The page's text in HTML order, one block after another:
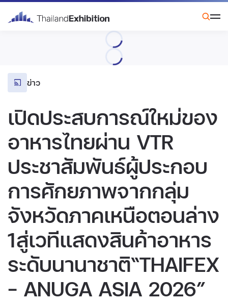
ข่าว
เปิดประสบการณ์ใหม่ของ
อาหารไทยผ่าน VTR
ประชาสัมพันธ์ผู้ประกอบ
การศักยภาพจากกลุ่ม
จังหวัดภาคเหนือตอนล่าง
1สู่เวทีแสดงสินค้าอาหาร
ระดับนานาชาติ“THAIFEX
– ANUGA ASIA 2026”